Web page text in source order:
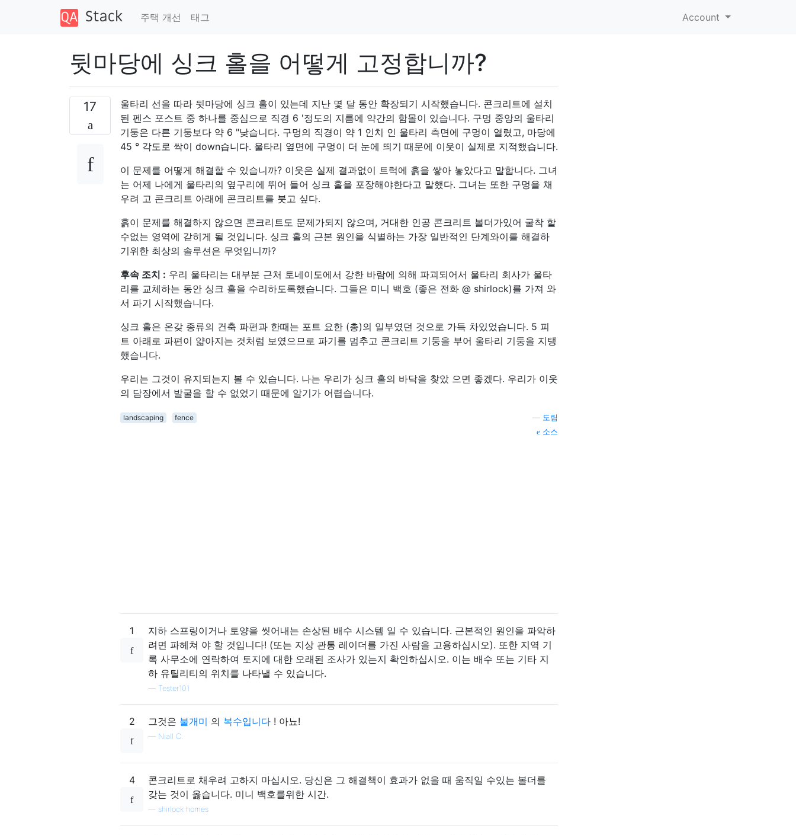
주택 개선 태그 Account
뒷마당에 싱크 홀을 어떻게 고정합니까?
17
울타리 선을 따라 뒷마당에 싱크 홀이 있는데 지난 몇 달 동안 확장되기 시작했습니다. 콘크리트에 설치
된 펜스 포스트 중 하나를 중심으로 직경 6 '정도의 지름에 약간의 함몰이 있습니다. 구멍 중앙의 울타리
기둥은 다른 기둥보다 약 6 "낮습니다. 구멍의 직경이 약 1 인치 인 울타리 측면에 구멍이 열렸고, 마당에
45 ° 각도로 싹이 down습니다. 울타리 옆면에 구멍이 더 눈에 띄기 때문에 이웃이 실제로 지적했습니다.
이 문제를 어떻게 해결할 수 있습니까? 이웃은 실제 결과없이 트럭에 흙을 쌓아 놓았다고 말합니다. 그녀
는 어제 나에게 울타리의 옆구리에 뛰어 들어 싱크 홀을 포장해야한다고 말했다. 그녀는 또한 구멍을 채
우려 고 콘크리트 아래에 콘크리트를 붓고 싶다.
흙이 문제를 해결하지 않으면 콘크리트도 문제가되지 않으며, 거대한 인공 콘크리트 볼더가있어 굴착 할
수없는 영역에 갇히게 될 것입니다. 싱크 홀의 근본 원인을 식별하는 가장 일반적인 단계와이를 해결하
기위한 최상의 솔루션은 무엇입니까?
후속 조치 : 우리 울타리는 대부분 근처 토네이도에서 강한 바람에 의해 파괴되어서 울타리 회사가 울타
리를 교체하는 동안 싱크 홀을 수리하도록했습니다. 그들은 미니 백호 (좋은 전화 @ shirlock)를 가져 와
서 파기 시작했습니다.
싱크 홀은 온갖 종류의 건축 파편과 한때는 포트 요한 (총)의 일부였던 것으로 가득 차있었습니다. 5 피
트 아래로 파편이 얇아지는 것처럼 보였으므로 파기를 멈추고 콘크리트 기둥을 부어 울타리 기둥을 지탱
했습니다.
우리는 그것이 유지되는지 볼 수 있습니다. 나는 우리가 싱크 홀의 바닥을 찾았 으면 좋겠다. 우리가 이웃
의 담장에서 발굴을 할 수 없었기 때문에 알기가 어렵습니다.
landscaping fence
도림
소스
1
지하 스프링이거나 토양을 씻어내는 손상된 배수 시스템 일 수 있습니다. 근본적인 원인을 파악하
려면 파헤쳐 야 할 것입니다! (또는 지상 관통 레이더를 가진 사람을 고용하십시오). 또한 지역 기
록 사무소에 연락하여 토지에 대한 오래된 조사가 있는지 확인하십시오. 이는 배수 또는 기타 지
하 유틸리티의 위치를 ​​나타낼 수 있습니다.
— Tester101
2 그것은 불개미 의 복수입니다 ! 아뇨!
— Niall C.
4
콘크리트로 채우려 고하지 마십시오. 당신은 그 해결책이 효과가 없을 때 움직일 수있는 볼더를
갖는 것이 옳습니다. 미니 백호를위한 시간.
shirlock homes